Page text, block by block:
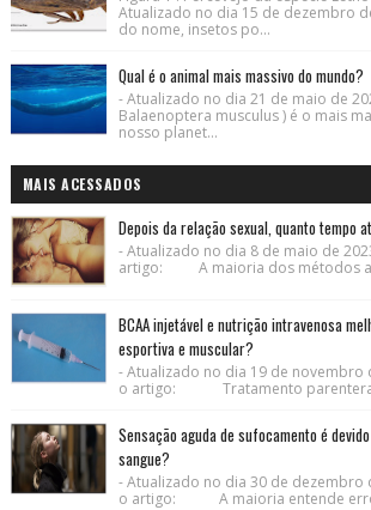
Atualizado no dia 15 de
do nome, insetos po...
Qual é o animal mais massivo do mundo?
- Atualizado no dia 21 de maio de
Balaenoptera musculus ) é o mais
nosso planet...
MAIS ACESSADOS
Depois da relação sexual, quanto tempo
- Atualizado no dia 8 de maio de
artigo: A maioria dos métodos
BCAA injetável e nutrição intravenosa
esportiva e muscular?
- Atualizado no dia 19 de novembro
o artigo: Tratamento parenteral
Sensação aguda de sufocamento é
sangue?
- Atualizado no dia 30 de dezembro
o artigo: A maioria entende